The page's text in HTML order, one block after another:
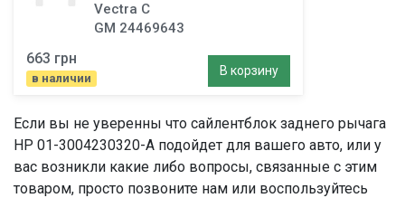
Vectra C
GM 24469643
663 грн
в наличии
В корзину
Если вы не уверенны что сайлентблок заднего рычага
HP 01-3004230320-A подойдет для вашего авто, или у
вас возникли какие либо вопросы, связанные с этим
товаром, просто позвоните нам или воспользуйтесь